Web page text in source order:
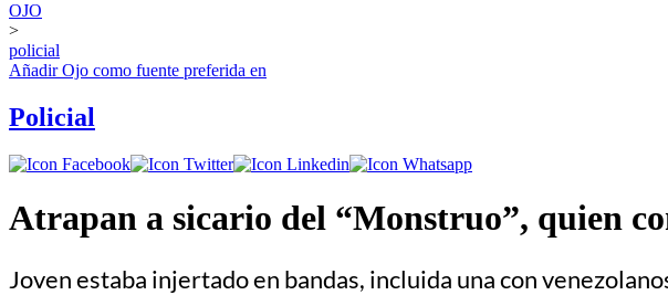
OJO
>
policial
AñadirOjo como fuente preferida en
Policial
Atrapan a sicario del “Monstruo”, quien
Joven estaba injertado en bandas, incluida una con